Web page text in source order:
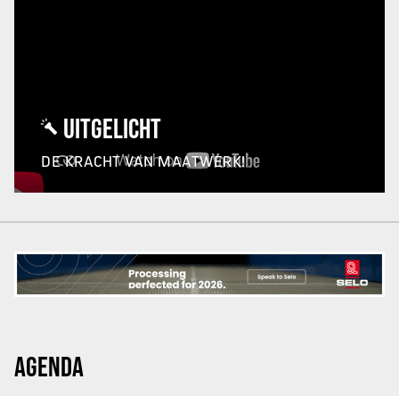
UITGELICHT
DE KRACHT VAN MAATWERK!
AGENDA